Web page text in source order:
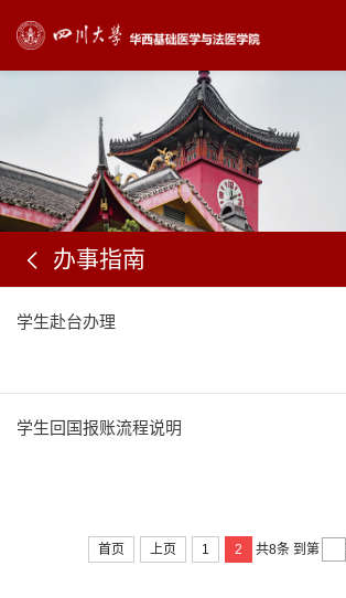
办事指南
学生赴台办理
学生回国报账流程说明
首页 上页 1 2 共8条 到第